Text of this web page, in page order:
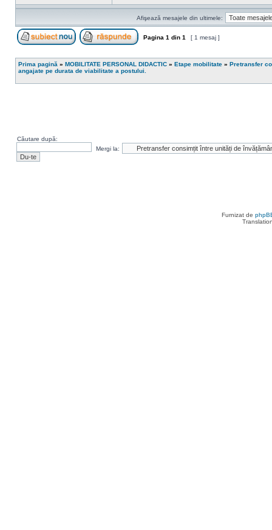
Afişează mesajele din ultimele:
Pagina 1 din 1 [ 1 mesaj ]
Prima pagină » MOBILITATE PERSONAL DIDACTIC » Etape mobilitate » Pretransfer
angajate pe durata de viabilitate a postului.
Căutare după:
Mergi la:
Furnizat de